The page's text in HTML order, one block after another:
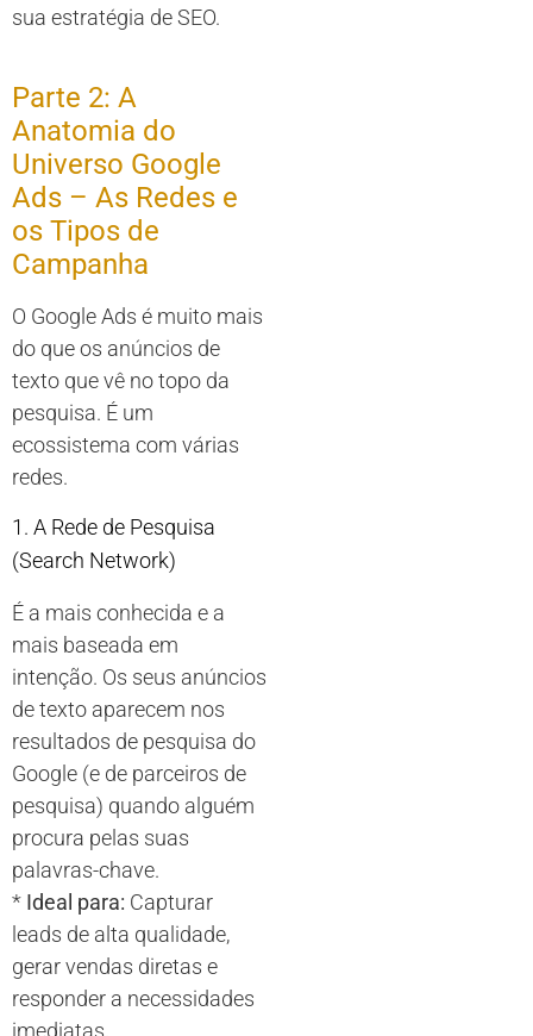
sua estratégia de SEO.
Parte 2: A
Anatomia do
Universo Google
Ads – As Redes e
os Tipos de
Campanha
O Google Ads é muito mais
do que os anúncios de
texto que vê no topo da
pesquisa. É um
ecossistema com várias
redes.
1. A Rede de Pesquisa
(Search Network)
É a mais conhecida e a
mais baseada em
intenção. Os seus anúncios
de texto aparecem nos
resultados de pesquisa do
Google (e de parceiros de
pesquisa) quando alguém
procura pelas suas
palavras-chave.
* Ideal para: Capturar
leads de alta qualidade,
gerar vendas diretas e
responder a necessidades
imediatas.